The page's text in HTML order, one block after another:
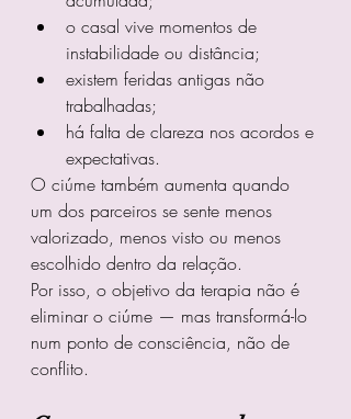
o casal vive momentos de
instabilidade ou distância;
existem feridas antigas não
trabalhadas;
há falta de clareza nos acordos e
expectativas.
O ciúme também aumenta quando
um dos parceiros se sente menos
valorizado, menos visto ou menos
escolhido dentro da relação.
Por isso, o objetivo da terapia não é
eliminar o ciúme — mas transformá-lo
num ponto de consciência, não de
conflito.